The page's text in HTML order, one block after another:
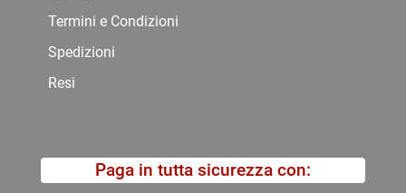
Termini e Condizioni
Spedizioni
Resi
Paga in tutta sicurezza con: